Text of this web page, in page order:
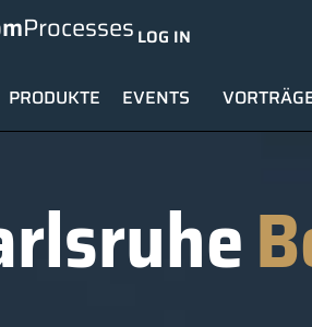
Processes LOG IN
PRODUKTE EVENTS